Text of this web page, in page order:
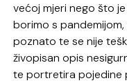
većoj mjeri nego što
borimo s
poznato te se nije
živopisan opis
te portretira pojedine